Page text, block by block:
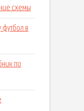
схемы
футбол в
по